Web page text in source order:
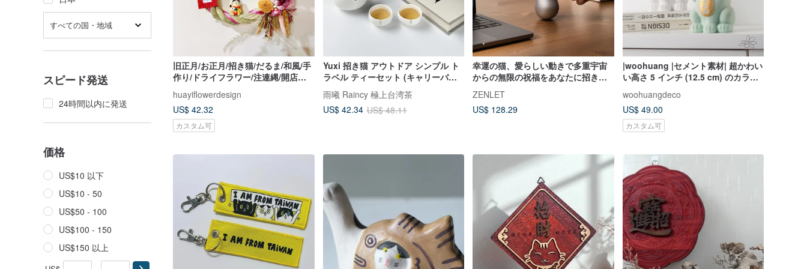
すべての国・地域
スピード発送
24時間以内に発送
価格
US$10 以下
US$10 - 50
US$50 - 100
US$100 - 150
US$150 以上
旧正月/お正月/招き猫/だるま/和風/手
作り/ドライフラワー/注連縄/開店祝
huayiflowerdesign
US$ 42.32
カスタム可
Yuxi 招き猫 アウトドア シンプル ト
ラベル ティーセット (キャリーバッ
グ付き)
雨曦 Raincy 極上台湾茶
US$ 42.34 US$ 48.11
幸運の猫、愛らしい動きで多重宇宙
からの無限の祝福をあなたに招き寄
ZENLET
US$ 128.29
|woohuang |セメント素材| 超かわい
い高さ 5 インチ (12.5 cm) のカラフ
woohuangdeco
US$ 49.00
カスタム可